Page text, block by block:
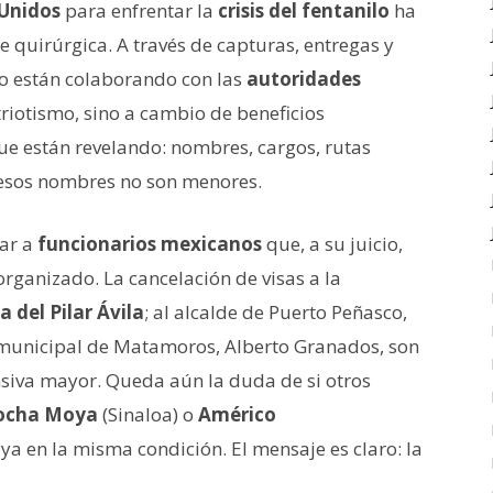
para enfrentar la crisis del fentanilo ha
A través de capturas, entregas y
están colaborando con las autoridades
sino a cambio de beneficios
están revelando: nombres, cargos, rutas
nombres no son menores.
a funcionarios mexicanosque, a su juicio,
La cancelación de visas a la
del Pilar Ávila; al alcalde de Puerto Peñasco,
de Matamoros, Alberto Granados, son
mayor. Queda aún la duda de si otros
Moya (Sinaloa) o Américo
en la misma condición. El mensaje es claro: la